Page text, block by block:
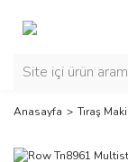
Anasayfa Tıraş